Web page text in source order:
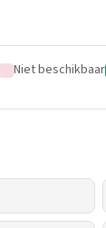
Niet beschikbaar